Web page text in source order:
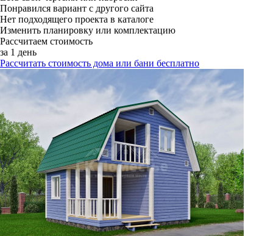
Понравился вариант с другого сайта
Нет подходящего проекта в каталоге
Изменить планировку или комплектацию
Рассчитаем стоимость
за 1 день
Рассчитать стоимость дома или бани бесплатно